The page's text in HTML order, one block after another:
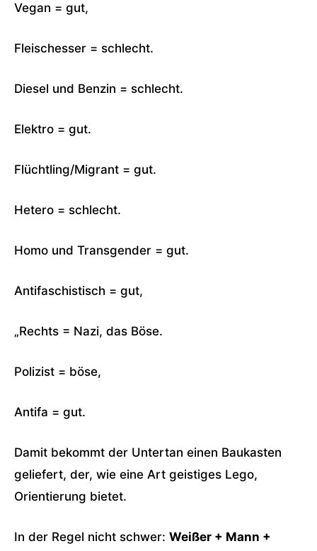
Vegan = gut,
Fleischesser = schlecht.
Diesel und Benzin = schlecht.
Elektro = gut.
Flüchtling/Migrant = gut.
Hetero = schlecht.
Homo und Transgender = gut.
Antifaschistisch = gut,
„Rechts = Nazi, das Böse.
Polizist = böse,
Antifa = gut.
Damit bekommt der Untertan einen Baukasten
geliefert, der, wie eine Art geistiges Lego,
Orientierung bietet.
In der Regel nicht schwer: Weißer + Mann +